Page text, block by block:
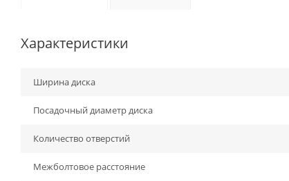
Характеристики
Ширина диска
Посадочный диаметр диска
Количество отверстий
Межболтовое расстояние